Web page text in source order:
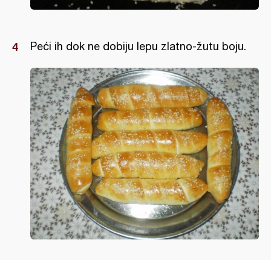
Peći ih dok ne dobiju lepu zlatno-žutu boju.